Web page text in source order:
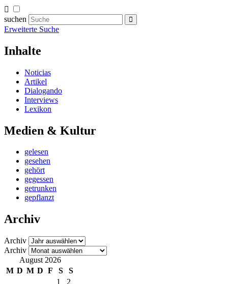
suchen
Erweiterte Suche
Inhalte
Noticias
Artikel
Dialogando
Interviews
Lexikon
Medien & Kultur
gelesen
gesehen
gehört
gegessen
getrunken
gepflanzt
Archiv
Archiv
Archiv
August 2026
M D M D F S
S
1
2